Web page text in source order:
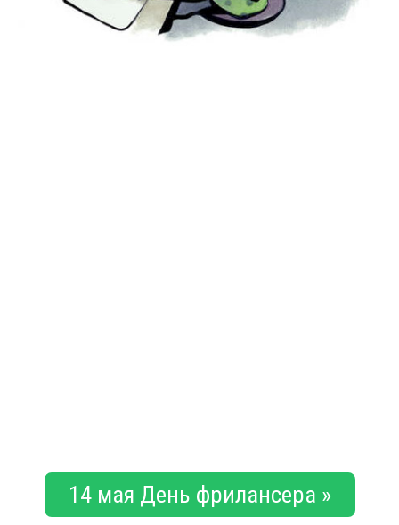
14 мая День фрилансера »